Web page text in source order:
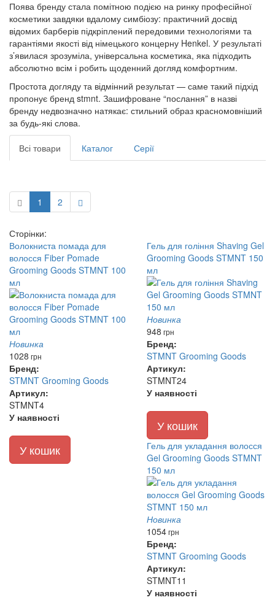
Поява бренду стала помітною подією на ринку професійної
косметики завдяки вдалому симбіозу: практичний досвід
відомих барберів підкріплений передовими технологіями та
гарантіями якості від німецького концерну Henkel. У результаті
з’явилася зрозуміла, універсальна косметика, яка підходить
абсолютно всім і робить щоденний догляд комфортним.
Простота догляду та відмінний результат — саме такий підхід
пропонує бренд stmnt. Зашифроване “послання” в назві
бренду недвозначно натякає: стильний образ красномовніший
за будь-які слова.
Всі товари Каталог Серії
1 2
Сторінки:
Волокниста помада для
волосся Fiber Pomade
Grooming Goods STMNT 100
мл
Новинка
1028 грн
Бренд:
STMNT Grooming Goods
Артикул:
STMNT4
У наявності
У кошик
Гель для гоління Shaving Gel
Grooming Goods STMNT 150
мл
Новинка
948 грн
Бренд:
STMNT Grooming Goods
Артикул:
STMNT24
У наявності
У кошик
Гель для укладання волосся
Gel Grooming Goods STMNT
150 мл
Новинка
1054грн
Бренд:
STMNT Grooming Goods
Артикул:
STMNT11
У наявності